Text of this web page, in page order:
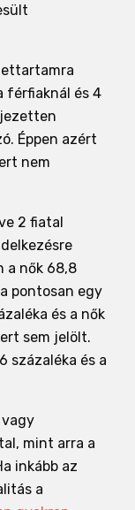
férfiaknál és 4
Éppen azért
nem
2 fiatal
a nők 68,8
pontosan egy
és a nők
sem jelölt.
százaléka és a
vagy
mint arra a
inkább az
a